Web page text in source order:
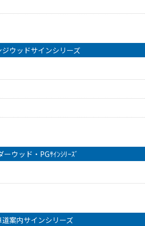
ジウッドサインシリーズ
ーウッド・PGｻｲﾝｼﾘｰｽﾞ
道案内サインシリーズ